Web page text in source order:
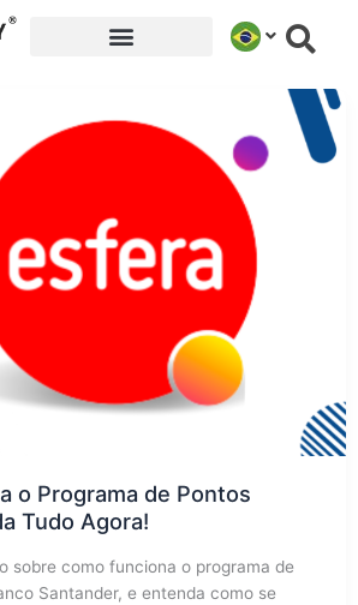
o Programa de Pontos
Tudo Agora!
sobre como funciona o programa de
Santander, e entenda como se